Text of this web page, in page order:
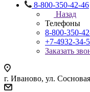
8-800-350-42-46
Назад
Телефоны
8-800-350-
+7-4932-34-
Заказать
г. Иваново, ул.